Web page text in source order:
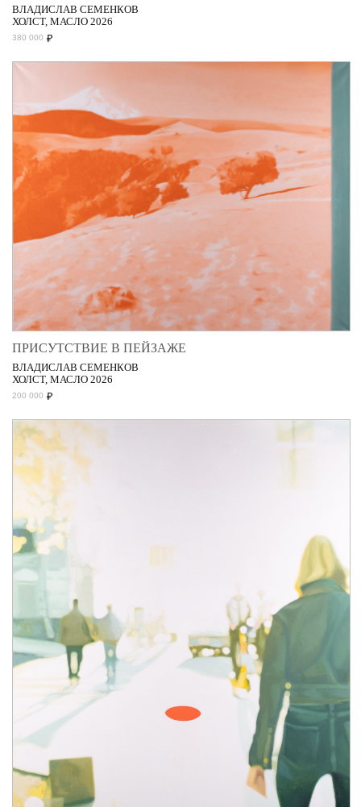
ВЛАДИСЛАВ СЕМЕНКОВ
ХОЛСТ, МАСЛО 2026
380 000 ₽
ПРИСУТСТВИЕ В ПЕЙЗАЖЕ
ВЛАДИСЛАВ СЕМЕНКОВ
ХОЛСТ, МАСЛО 2026
200 000 ₽